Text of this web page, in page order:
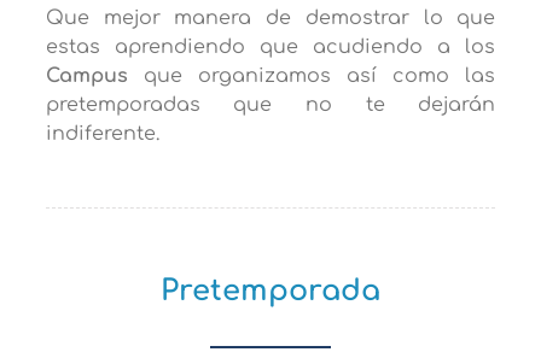
Que mejor manera de demostrar lo que
estas aprendiendo que acudiendo a los
Campus que organizamos así como las
pretemporadas que no te dejarán
indiferente.
Pretemporada